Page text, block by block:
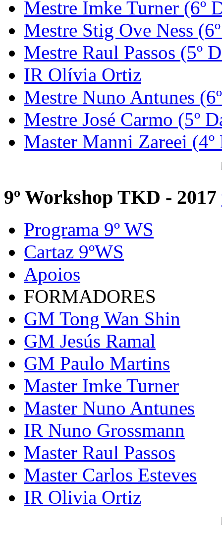
Mestre Imke Turner (6º
Mestre Stig Ove Ness
Mestre Raul Passos (5º
IR Olívia Ortiz
Mestre Nuno Antunes
Mestre José Carmo (5º
Master Manni Zareei (4º
9º Workshop TKD - 2017
Programa 9º WS
Cartaz 9ºWS
Apoios
FORMADORES
GM Tong Wan Shin
GM Jesús Ramal
GM Paulo Martins
Master Imke Turner
Master Nuno Antunes
IR Nuno Grossmann
Master Raul Passos
Master Carlos Esteves
IR Olivia Ortiz